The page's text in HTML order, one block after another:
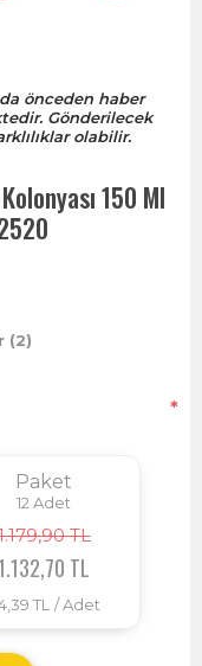
önceden haber
Gönderilecek
olabilir.
150 Ml
(2)
*
Paket
12 Adet
TL
TL
TL / Adet